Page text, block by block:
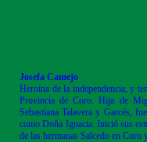
Josefa Camejo
Heroína de la independencia, y
Provincia de Coro. Hija de
Sebastiana Talavera y Garcés,
como Doña Ignacia. Inició sus
de las hermanas Salcedo en Coro